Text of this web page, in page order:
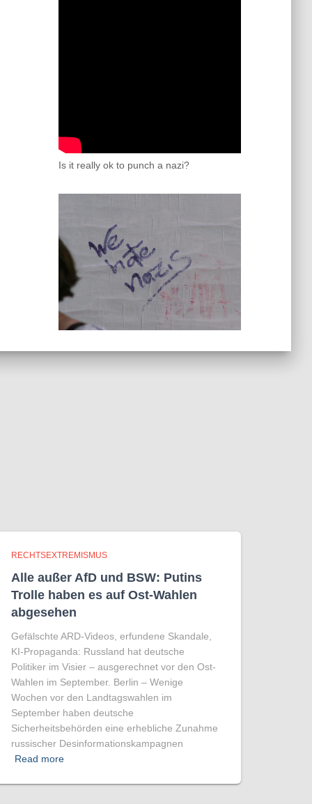
Is it really ok to punch a nazi?
RECHTSEXTREMISMUS
Alle außer AfD und BSW: Putins
Trolle haben es auf Ost-Wahlen
abgesehen
Gefälschte ARD-Videos, erfundene Skandale,
KI-Propaganda: Russland hat deutsche
Politiker im Visier – ausgerechnet vor den Ost-
Wahlen im September. Berlin – Wenige
Wochen vor den Landtagswahlen im
September haben deutsche
Sicherheitsbehörden eine erhebliche Zunahme
russischer Desinformationskampagnen
Read more